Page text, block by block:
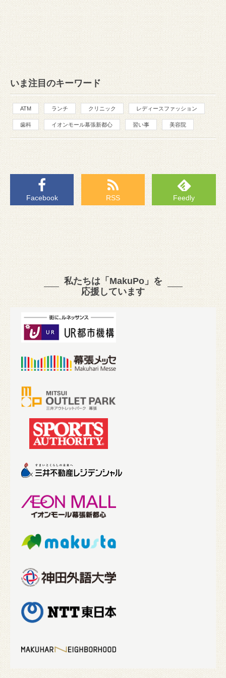
いま注目のキーワード
ATM ランチ クリニック レディースファッション
歯科 イオンモール幕張新都心 習い事 美容院
Facebook RSS Feedly
私たちは「MakuPo」を
応援しています